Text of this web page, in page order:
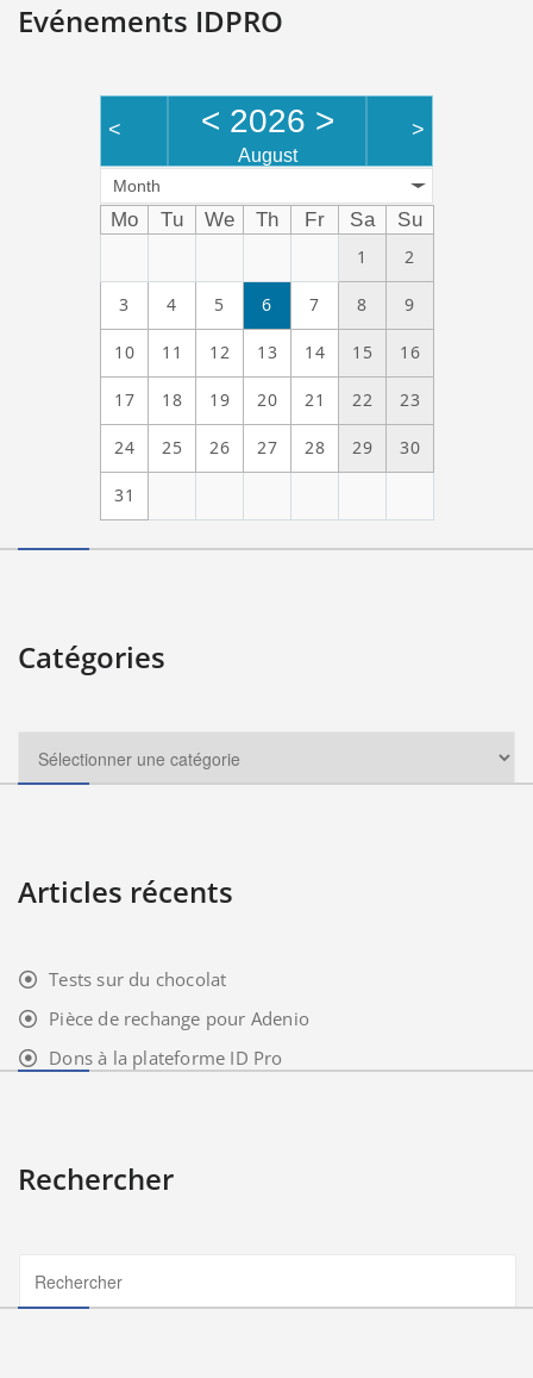
Evénements IDPRO
< < 2026 >
August
>
Month
Mo Tu We Th Fr Sa
Su
1
2
3 4 5 6 7 8 9
10 11 12 13 14 15 16
17 18 19 20 21 22 23
24 25 26 27 28 29 30
31
Catégories
Articles récents
Tests sur du chocolat
Pièce de rechange pour Adenio
Dons à la plateforme ID Pro
Rechercher